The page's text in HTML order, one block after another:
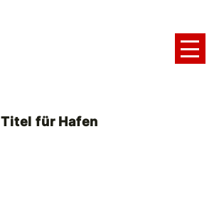
Titel für Hafen